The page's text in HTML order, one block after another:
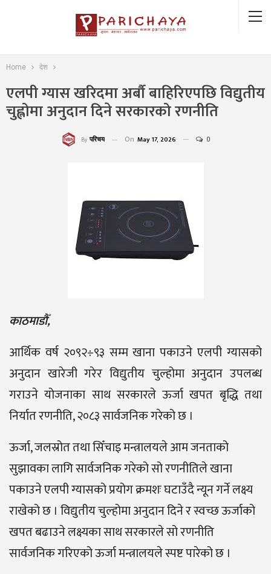
Home देश
एलपी ग्यास खरिदमा अर्बौ बाहिरिएपछि विद्युतीय
चुह्लोमा अनुदान दिने सरकारको रणनीति
By परिचय On May 17, 2026 0
काठमाडौँ,
आर्थिक वर्ष २०९२÷९३ सम्म खाना पकाउने एलपी ग्यासको
अनुदान खारेजी गरेर विद्युतीय चुल्होमा अनुदान उपलब्ध
गराउने योजनाका साथ सरकारले ऊर्जा खपत बृद्धि तथा
निर्यात रणनीति, २०८३ सार्वजनिक गरेको छ ।
ऊर्जा, जलस्रोत तथा सिँचाइ मन्त्रालयले आम जनताको
सुझावका लागि सार्वजनिक गरेको सो रणनीतिले खाना
पकाउने एलपी ग्यासको प्रयोग क्रमशः घटाउँदै न्यून गर्ने लक्ष्य
राखेको छ । विद्युतीय चुल्होमा अनुदान दिने र स्वच्छ ऊर्जाको
खपत बढाउने लक्ष्यका साथ सरकारले सो रणनीति
सार्वजनिक गरिएको ऊर्जा मन्त्रालयले स्पष्ट पारेको छ ।